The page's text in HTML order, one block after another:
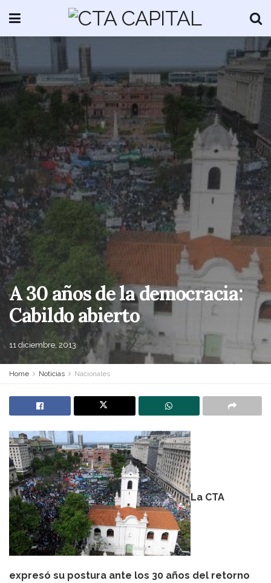
A 30 años de la democracia:
Cabildo abierto
11 diciembre, 2013
Home Noticias Nacionales
La CTA
expresó su postura ante los 30 años del retorno